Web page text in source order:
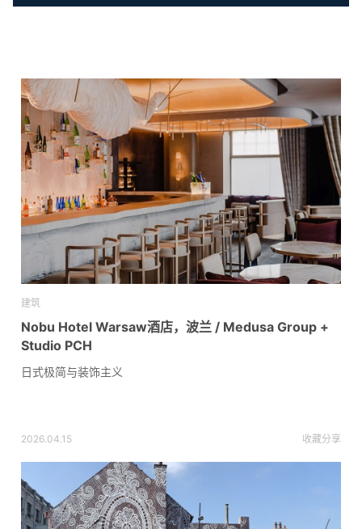
建筑
Nobu Hotel Warsaw酒店，波兰 / Medusa Group +
Studio PCH
日式极简与装饰主义
2026.04.15 收藏分享